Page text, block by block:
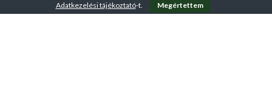
Adatkezelési tájékoztató-t. Megértettem